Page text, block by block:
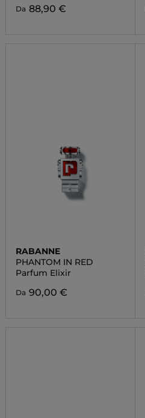
Da 88,90 €
RABANNE
PHANTOM IN RED
Parfum Elixir
Da 90,00 €